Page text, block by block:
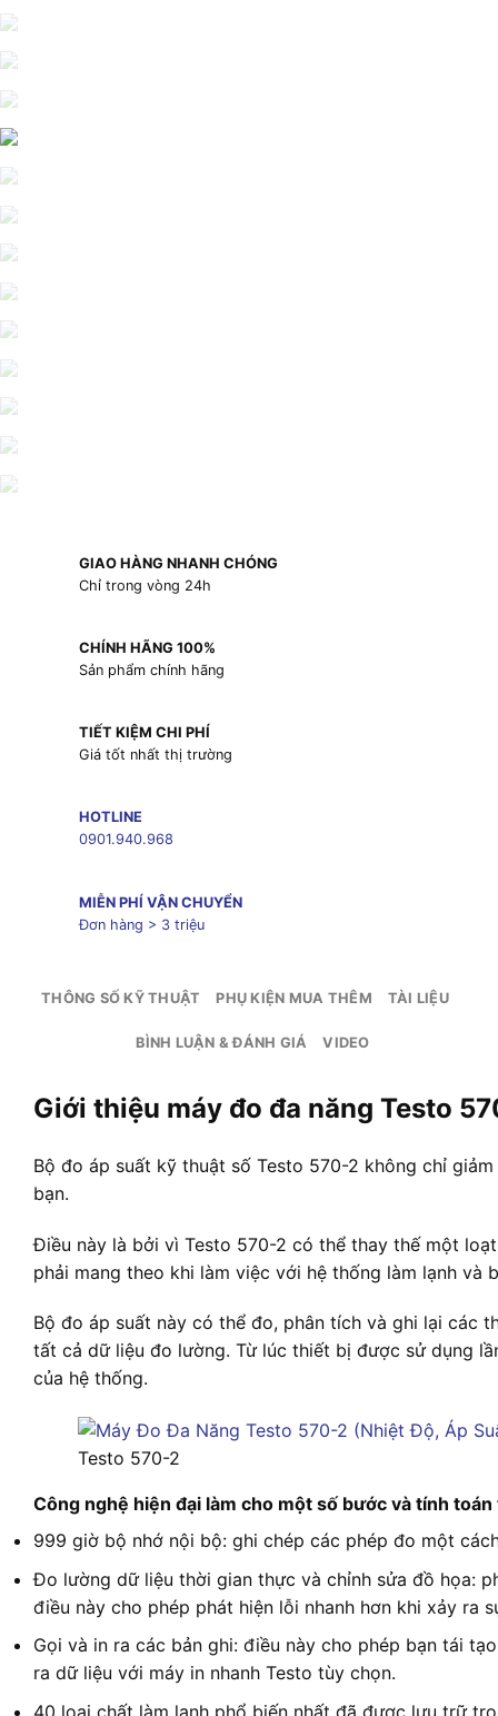
GIAO HÀNG NHANH CHÓNG
Chỉ trong vòng 24h
CHÍNH HÃNG 100%
Sản phẩm chính hãng
TIẾT KIỆM CHI PHÍ
Giá tốt nhất thị trường
HOTLINE
0901.940.968
MIỄN PHÍ VẬN CHUYỂN
Đơn hàng > 3 triệu
THÔNG SỐ KỸ THUẬT PHỤ KIỆN MUA THÊM TÀI LIỆU
BÌNH LUẬN & ĐÁNH GIÁ VIDEO
Giới thiệu máy đo đa năng Testo
Bộ đo áp suất kỹ thuật số Testo 570-2 không chỉ
bạn.
Điều này là bởi vì Testo 570-2 có thể thay thế một
phải mang theo khi làm việc với hệ thống làm lạnh và
Bộ đo áp suất này có thể đo, phân tích và ghi lại các
tất cả dữ liệu đo lường. Từ lúc thiết bị được sử dụng
của hệ thống.
Testo 570-2
Công nghệ hiện đại làm cho một số bước và tính
999 giờ bộ nhớ nội bộ: ghi chép các phép đo một
Đo lường dữ liệu thời gian thực và chỉnh sửa đồ họa:
điều này cho phép phát hiện lỗi nhanh hơn khi xảy ra
Gọi và in ra các bản ghi: điều này cho phép bạn tái
ra dữ liệu với máy in nhanh Testo tùy chọn.